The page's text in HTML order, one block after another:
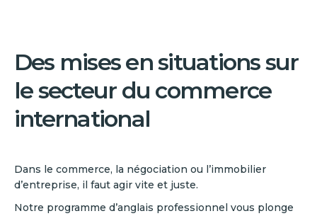
Des mises en situations sur
le secteur du commerce
international
Dans le commerce, la négociation ou l’immobilier
d’entreprise, il faut agir vite et juste.
Notre programme d’anglais professionnel vous plonge